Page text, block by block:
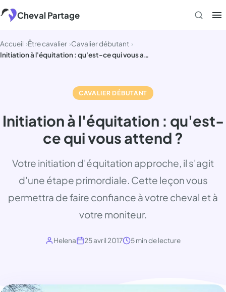
Aller
au
Cheval Partage
Accueil Être cavalier Cavalier débutant
Initiation à l'équitation : qu'est-ce qui vous attend ?
CAVALIER DÉBUTANT
Initiation à l'équitation : qu'est-
ce qui vous attend ?
Votre initiation d'équitation approche, il s'agit
d'une étape primordiale. Cette leçon vous
permettra de faire confiance à votre cheval et à
votre moniteur.
Helena 25 avril 2017 5 min de lecture